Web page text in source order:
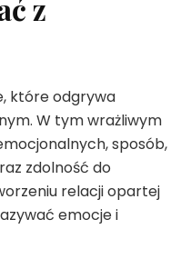
z
które odgrywa
W tym wrażliwym
sposób,
zdolność do
relacji opartej
emocje i